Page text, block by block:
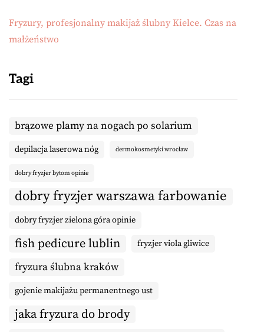
Fryzury, profesjonalny makijaż ślubny Kielce. Czas na
małżeństwo
Tagi
brązowe plamy na nogach po solarium
depilacja laserowa nóg dermokosmetyki wrocław
dobry fryzjer bytom opinie
dobry fryzjer warszawa farbowanie
dobry fryzjer zielona góra opinie
fish pedicure lublin fryzjer viola gliwice
fryzura ślubna kraków
gojenie makijażu permanentnego ust
jaka fryzura do brody